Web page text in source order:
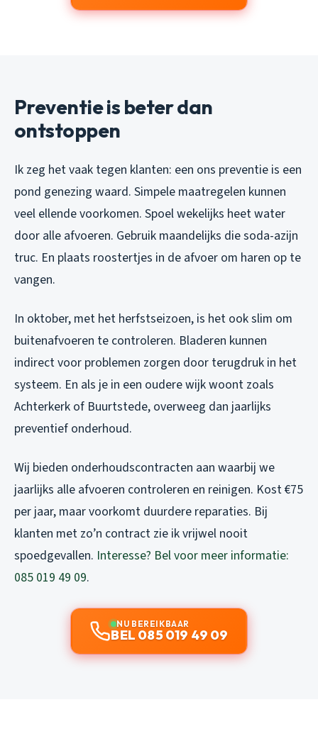
Preventie is beter dan
ontstoppen
Ik zeg het vaak tegen klanten: een ons preventie is een
pond genezing waard. Simpele maatregelen kunnen
veel ellende voorkomen. Spoel wekelijks heet water
door alle afvoeren. Gebruik maandelijks die soda-azijn
truc. En plaats roostertjes in de afvoer om haren op te
vangen.
In oktober, met het herfstseizoen, is het ook slim om
buitenafvoeren te controleren. Bladeren kunnen
indirect voor problemen zorgen door terugdruk in het
systeem. En als je in een oudere wijk woont zoals
Achterkerk of Buurtstede, overweeg dan jaarlijks
preventief onderhoud.
Wij bieden onderhoudscontracten aan waarbij we
jaarlijks alle afvoeren controleren en reinigen. Kost €75
per jaar, maar voorkomt duurdere reparaties. Bij
klanten met zo’n contract zie ik vrijwel nooit
spoedgevallen. Interesse? Bel voor meer informatie:
085 019 49 09.
NU BEREIKBAAR
BEL 085 019 49 09